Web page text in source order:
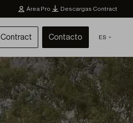
Área Pro Descargas Contract
Contract Contacto ES